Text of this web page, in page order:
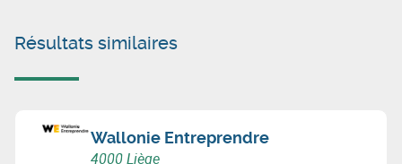
Résultats similaires
Wallonie Entreprendre
4000 Liège